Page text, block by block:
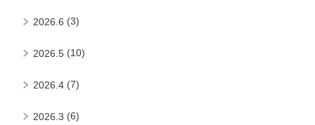
2026.6 (3)
2026.5 (10)
2026.4 (7)
2026.3 (6)